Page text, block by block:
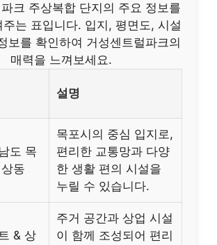
크 주상복합 단지의 주요 정보를
주는 표입니다. 입지, 평면도, 시설
보를 확인하여 거성센트럴파크의
매력을 느껴보세요.
설명
도 목
동
목포시의 중심 입지로,
편리한 교통망과 다양
한 생활 편의 시설을
누릴 수 있습니다.
& 상
주거 공간과 상업 시설
이 함께 조성되어 편리